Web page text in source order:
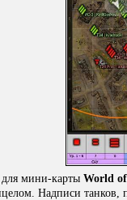
мини-карты World
Надписи танков,